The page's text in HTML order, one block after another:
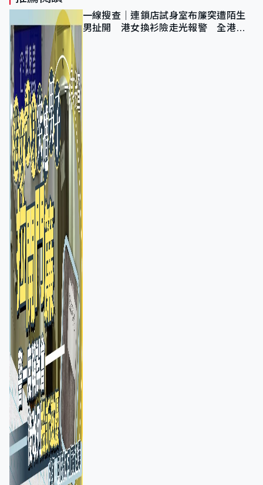
一線搜查｜連鎖店試身室布簾突遭陌生
男扯開 港女換衫險走光報警 全港分